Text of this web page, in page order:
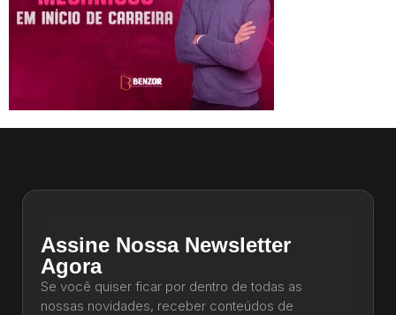
Assine Nossa Newsletter
Agora
Se você quiser ficar por dentro de todas as
nossas novidades, receber conteúdos de